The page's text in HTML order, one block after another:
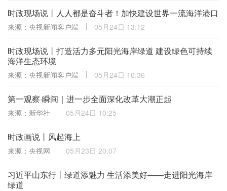
时政现场说丨人人都是奋斗者！加快建设世界一流海洋港口
来源：央视新闻客户端 05月24日 13:12
时政现场说丨打造活力多元阳光海岸绿道 建设绿色可持续
海洋生态环境
来源：央视新闻客户端 05月24日 10:36
第一观察·瞬间｜进一步全面深化改革大潮正起
来源：新华社 05月24日 10:25
时政画说丨风起海上
来源：央视网 05月23日 20:07
习近平山东行丨绿道添魅力 生活添美好——走进阳光海岸
绿道